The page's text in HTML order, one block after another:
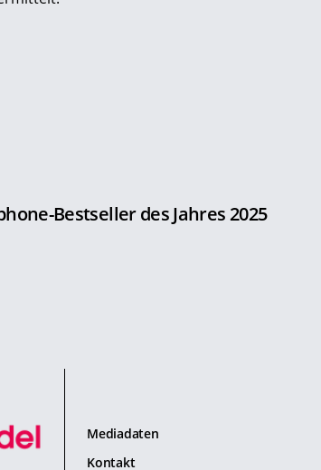
Bestseller des Jahres 2025
Mediadaten
Kontakt